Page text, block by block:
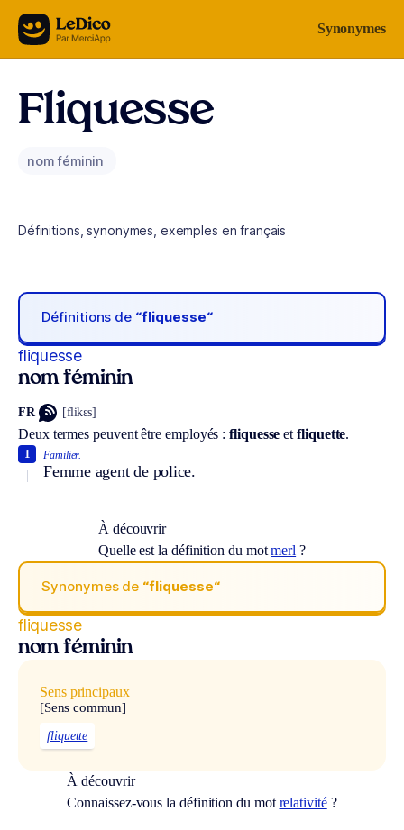
Aller au contenu Synonymes
Fliquesse
nom féminin
Définitions, synonymes, exemples en français
Définitions de “fliquesse“
fliquesse
nom féminin
FR [flikɛs]
Deux termes peuvent être employés :fliquesse etfliquette.
Familier.
Femme agent de police.
1
À découvrir
Quelle est la définition du motmerl ?
Synonymes de “fliquesse“
fliquesse
nom féminin
Sens principaux
[Sens commun]
fliquette
À découvrir
Connaissez-vous la définition du mot relativité?